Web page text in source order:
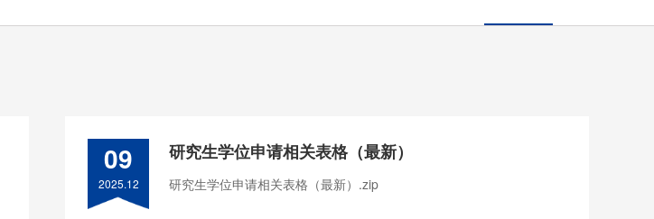
09
2025.12
研究生学位申请相关表格（最新）
研究生学位申请相关表格（最新）.zip